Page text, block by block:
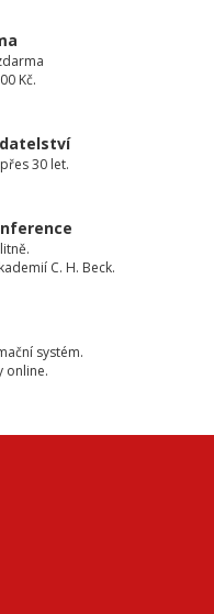
Kč.
30 let.
C. H. Beck.
systém.
online.